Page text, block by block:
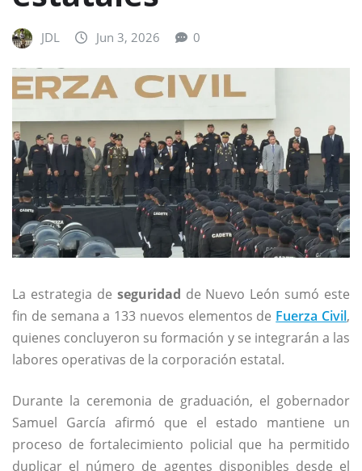
JDL Jun 3, 2026 0
La estrategia de seguridad de Nuevo León sumó este
fin de semana a 133 nuevos elementos de Fuerza Civil,
quienes concluyeron su formación y se integrarán a las
labores operativas de la corporación estatal.
Durante la ceremonia de graduación, el gobernador
Samuel García afirmó que el estado mantiene un
proceso de fortalecimiento policial que ha permitido
duplicar el número de agentes disponibles desde el